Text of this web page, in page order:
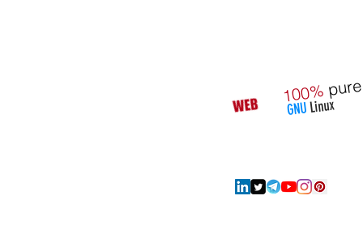
GNULinux
100%pure